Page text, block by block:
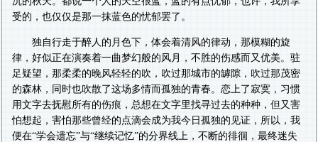
受的，也仅仅是那一抹蓝色的忧郁罢了。
独自行走于醉人的月色下，体会着清风的律动，那模糊的旋
律，好似正在演奏着一曲梦幻般的风月，不胜的伤感而又优美。驻
足疑望，那柔柔的晚风轻轻的吹，吹过那城市的罅隙，吹过那茂密
的森林，同时也吹散了这场多情而孤独的青春。恋上了寂寞，习惯
用文字去抚慰所有的伤痕，总想在文字里找寻过去的种种，但又害
怕想起，害怕那些曾经的点滴会成为我今日孤独的见证，所以，我
便在“学会遗忘”与“继续记忆”的分界线上，不断的徘徊，最终迷失